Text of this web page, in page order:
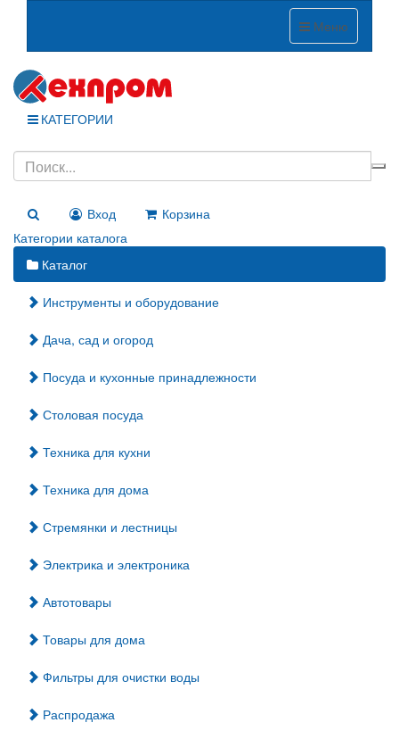
Меню
КАТЕГОРИИ
Вход
Корзина
Категории каталога
Каталог
Инструменты и оборудование
Дача, сад и огород
Посуда и кухонные принадлежности
Столовая посуда
Техника для кухни
Техника для дома
Стремянки и лестницы
Электрика и электроника
Автотовары
Товары для дома
Фильтры для очистки воды
Распродажа